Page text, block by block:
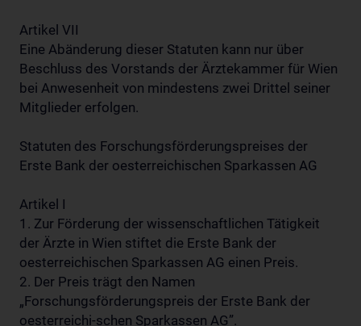
Artikel VII
Eine Abänderung dieser Statuten kann nur über
Beschluss des Vorstands der Ärztekammer für Wien
bei Anwesenheit von mindestens zwei Drittel seiner
Mitglieder erfolgen.
Statuten des Forschungsförderungspreises der
Erste Bank der oesterreichischen Sparkassen AG
Artikel I
1. Zur Förderung der wissenschaftlichen Tätigkeit
der Ärzte in Wien stiftet die Erste Bank der
oesterreichischen Sparkassen AG einen Preis.
2. Der Preis trägt den Namen
„Forschungsförderungspreis der Erste Bank der
oesterreichi-schen Sparkassen AG”.